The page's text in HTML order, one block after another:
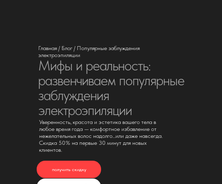
Мифы и реальность:
развенчиваем популярные
заблуждения
электроэпиляции
Уверенность, красота и эстетика вашего тела в
любое время года — комфортное избавление от
нежелательных волос надолго...или даже навсегда.
Скидка 50% на первые 30 минут для новых
клиентов.
получить скидку
Главная / Блог / Популярные заблуждения
электроэпиляции